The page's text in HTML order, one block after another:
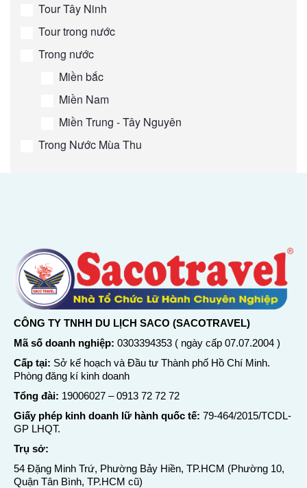
Tour Tây Ninh
Tour trong nước
Trong nước
Miền bắc
Miền Nam
Miền Trung - Tây Nguyên
Trong Nước Mùa Thu
CÔNG TY TNHH DU LỊCH SACO (SACOTRAVEL)
Mã số doanh nghiệp: 0303394353 ( ngày cấp 07.07.2004 )
Cấp tại: Sở kế hoạch và Đầu tư Thành phố Hồ Chí Minh.
Phòng đăng kí kinh doanh
Tổng đài: 19006027 –0913 72 72 72
Giấy phép kinh doanh lữ hành quốc tế: 79-464/2015/TCDL-
GP LHQT.
Trụ sở:
54 Đặng Minh Trứ, Phường Bảy Hiền, TP.HCM (Phường 10,
Quận Tân Bình, TP.HCM cũ)